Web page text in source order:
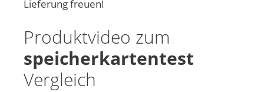
Lieferung freuen!
Produktvideo zum
speicherkartentest
Vergleich